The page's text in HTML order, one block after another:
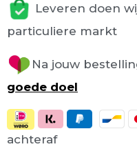
Leveren doen
particuliere markt
Na jouw
goede doel
achteraf